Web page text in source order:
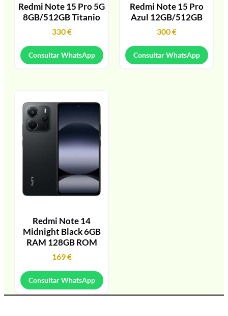
Redmi Note 15 Pro 5G
8GB/512GB Titanio
330€
Consultar WhatsApp
Redmi Note 15 Pro
Azul 12GB/512GB
300€
Consultar WhatsApp
Redmi Note 14
Midnight Black 6GB
RAM 128GB ROM
169€
Consultar WhatsApp